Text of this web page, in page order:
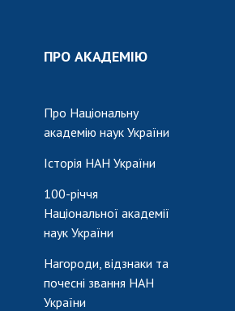
ПРО АКАДЕМІЮ
Про Національну
академію наук України
Історія НАН України
100-річчя
Національної академії
наук України
Нагороди, відзнаки та
почесні звання НАН
України